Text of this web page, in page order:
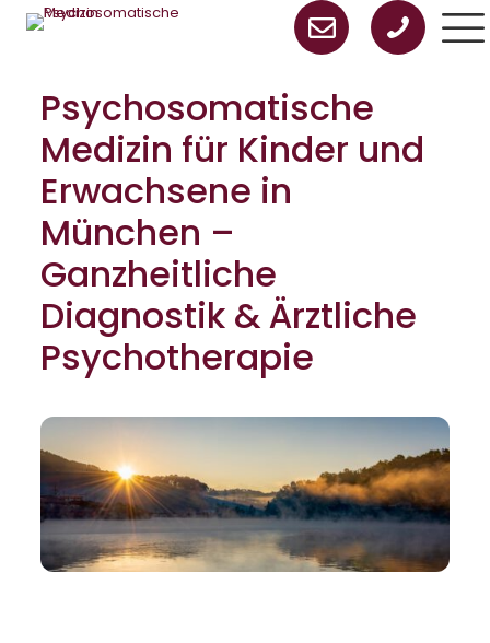
Psychosomatische
Medizin für Kinder und
Erwachsene in
München –
Ganzheitliche
Diagnostik & Ärztliche
Psychotherapie